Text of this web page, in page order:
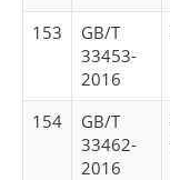
153
GB/T
33453-
2016
154
GB/T
33462-
2016